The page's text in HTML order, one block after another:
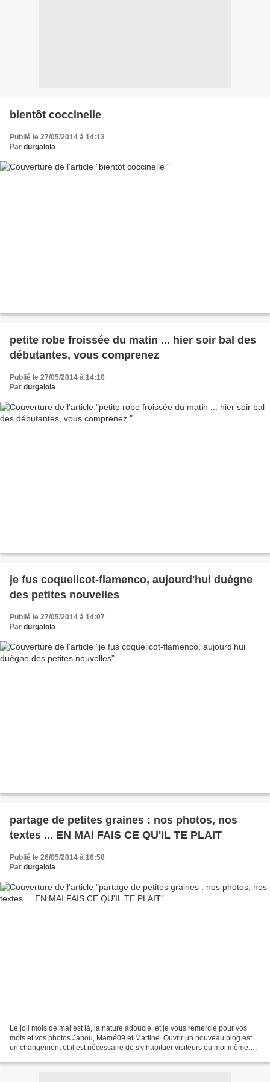
bientôt coccinelle
Publié le 27/05/2014 à 14:13
Par durgalola
petite robe froissée du matin ... hier soir bal des
débutantes, vous comprenez
Publié le 27/05/2014 à 14:10
Par durgalola
je fus coquelicot-flamenco, aujourd'hui duègne
des petites nouvelles
Publié le 27/05/2014 à 14:07
Par durgalola
partage de petites graines : nos photos, nos
textes ... EN MAI FAIS CE QU'IL TE PLAIT
Publié le 26/05/2014 à 16:58
Par durgalola
Le joli mois de mai est là, la nature adoucie, et je vous remercie pour vos
mots et vos photos Janou, Mamé09 et Martine. Ouvrir un nouveau blog est
un changement et il est nécessaire de s'y habituer visiteurs ou moi même.